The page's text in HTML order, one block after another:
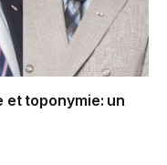
et toponymie: un